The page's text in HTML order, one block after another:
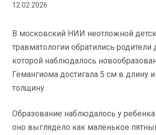
12.02.2026
В московский НИИ неотложной
травматологии обратились родители
которой наблюдалось
Гемангиома достигала 5 см в длину
толщину.
Образование наблюдалось у
оно выглядело как маленькое